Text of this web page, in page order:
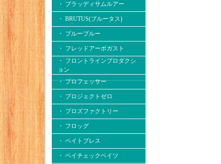
・ ブラッディサムルアー
・ BRUTUS(ブルータス)
・ ブルーブルー
・ フレッドアーボガスト
・ フロントラインプロダクシ
ョン
・ プロフェッサー
・ プロジェクトゼロ
・ プロズファクトリー
・ フロッグ
・ ベイトブレス
・ ペイチェックベイツ